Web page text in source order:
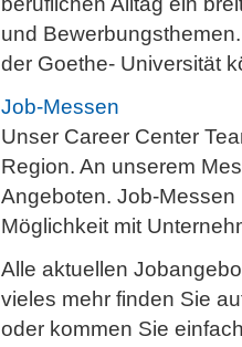
und
der Goethe- Universität
Job-Messen
Unser Career Center
Region. An unserem
Angeboten. Job-
Möglichkeit mit
Alle aktuellen
vieles mehr finden Sie
oder kommen Sie